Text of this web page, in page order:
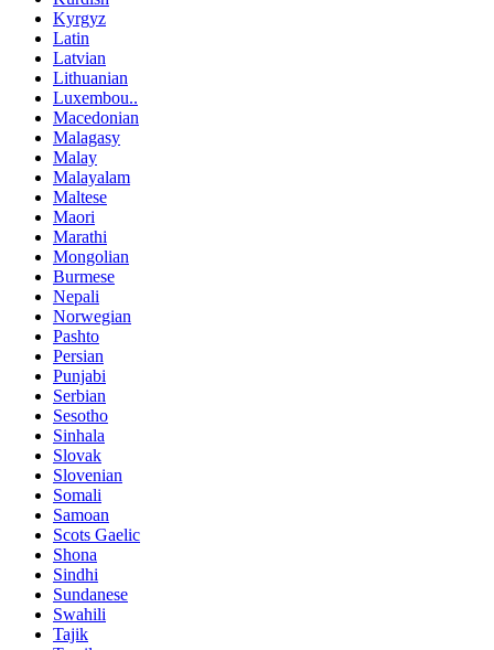
Kyrgyz
Latin
Latvian
Lithuanian
Luxembou..
Macedonian
Malagasy
Malay
Malayalam
Maltese
Maori
Marathi
Mongolian
Burmese
Nepali
Norwegian
Pashto
Persian
Punjabi
Serbian
Sesotho
Sinhala
Slovak
Slovenian
Somali
Samoan
Scots Gaelic
Shona
Sindhi
Sundanese
Swahili
Tajik